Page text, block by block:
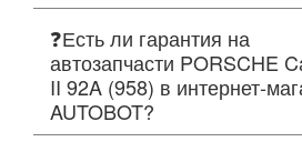
❓Есть ли гарантия на
автозапчасти PORSCHE
II 92A (958) в интернет-
AUTOBOT?